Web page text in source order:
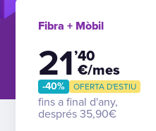
Fibra + Mòbil
21’40
€/mes
-40% OFERTA D'ESTIU
fins a final d'any,
després 35,90€